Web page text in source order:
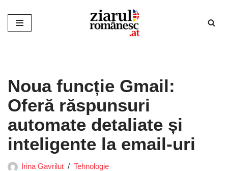
Sari
Noua funcție Gmail:
Oferă răspunsuri
automate detaliate și
inteligente la email-uri
Irina Gavrilut Tehnologie